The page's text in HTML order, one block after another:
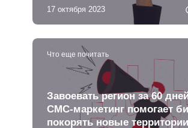
17 октября 2023
Что еще почитать
Завоевать регион за 60
СМС-маркетинг помогает
покорять новые территории